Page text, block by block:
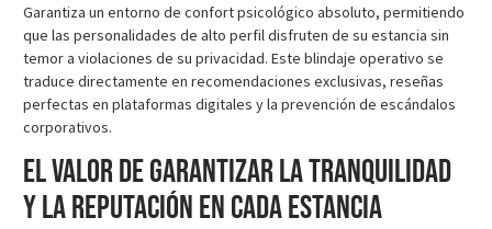
Garantiza un entorno de confort psicológico absoluto, permitiendo
que las personalidades de alto perfil disfruten de su estancia sin
temor a violaciones de su privacidad. Este blindaje operativo se
traduce directamente en recomendaciones exclusivas, reseñas
perfectas en plataformas digitales y la prevención de escándalos
corporativos.
El valor de garantizar la tranquilidad
y la reputación en cada estancia